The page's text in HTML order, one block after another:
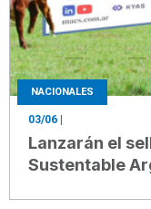
NACIONALES
03/06
Lanzarán el
Sustentable